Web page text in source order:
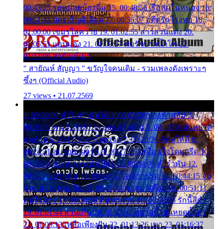
00:45:25 รอหน่อยน้องติ๋ม 15. 00:48:56 เรือล่มในหนอง 16.
00:51:43 บัตรเชิญสีเลือด 17. 00:56:07 อดีตรักโรงทอ 18.
01:00:00 เขมรไล่ควาย 19. 01:02:55 สาวสวนแตง 20.
01:05:51 แอบมอง 21. 01:09:27 พบรักปากน้ำโพ 22.
01:13:06 สายัณห์เมา
" สายัณห์ สัญญา " ขวัญใจคนเดิม - รวมเพลงดังเพราะๆ
ซึ้งๆ (Official Audio)
27 views • 21.07.2569
1. 00:00:00 ทำไมทำฉันได้ 2. 00:03:20 นางฟ้าสลัม 3.
00:06:50 คน 4. 00:10:36 บุญเหลือเกิน 5. 00:13:58 ฝนหยาด
สุดท้าย 6. 00:17:30 ยาใจยาจก 7. 00:20:30 คิดดูให้ดี 8.
00:24:21 ลบรอยแผลรัก 9. 00:27:35 เหมือนใจโดนกรีด 10.
00:30:54 ขบวนการเปาเปียว 11. 00:34:05 คำรำพัน 12.
00:37:20 ปาหนัน 13. 00:40:37 ใจเจ้ากรรม 14. 00:44:15 จูบ
ฉันแล้วจงตายเสีย 15. 00:47:24 ขอสูมาเต๊อะ 16. 00:51:11
คนใจมาร 17. 00:54:50 คืนทรมาน 18. 00:58:25 รักนี้สีดำ
19. 01:01:44 ส่วนเกิน 20. 01:05:42 หยาดน้ำฝนหยดน้ำตา
21. 01:09:13 เหลือเพียงฝัน 22. 01:13:26 เขา 23. 01:16:37